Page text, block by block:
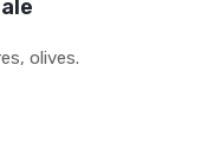
olives.